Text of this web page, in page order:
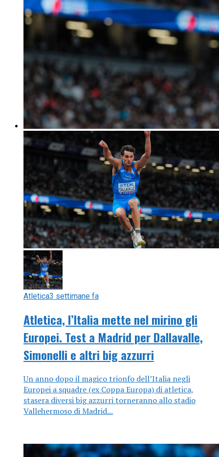
Atletica3 settimane fa
Atletica, l’Italia mette nel mirino gli
Europei. Test a Madrid per Dallavalle,
Simonelli e altri big azzurri
Un anno dopo il magico trionfo dell’Italia negli
Europei a squadre (ex Coppa Europa) di atletica,
stasera diversi big azzurri torneranno allo stadio
Vallehermoso di Madrid...